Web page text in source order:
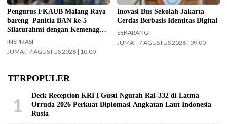
Malang. Selain itu juga silaturahmi
dengan jajaran Kantor
Kementerian Agama (Kemenag)
Kabupaten Malang. (Foto: ist)
Pengurus FKAUB Malang Raya
bareng Panitia BAN ke-5
Silaturahmi dengan Kemenag
Kabupaten Malang dan Yayasan
Masjid Agung Jami Malang
INSPIRASI
JUMAT, 7 AGUSTUS 2026 | 10:00
Inovasi Bus Sekolah Jakarta
Cerdas Berbasis Identitas Digital
SEKARANG
JUMAT, 7 AGUSTUS 2026 | 09:00
TERPOPULER
1
Deck Reception KRI I Gusti Ngurah Rai-332 di Latma
Orruda 2026 Perkuat Diplomasi Angkatan Laut Indonesia–
Rusia